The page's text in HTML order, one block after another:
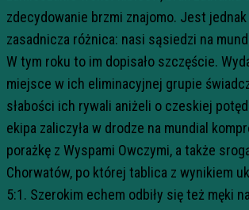
zdecydowanie brzmi znajomo. Jest jednak
zasadnicza różnica: nasi sąsiedzi na
W tym roku to im dopisało szczęście.
miejsce w ich eliminacyjnej grupie
słabości ich rywali aniżeli o czeskiej
ekipa zaliczyła w drodze na mundial
porażkę z Wyspami Owczymi, a także
Chorwatów, po której tablica z wynikiem
5:1. Szerokim echem odbiły się też męki